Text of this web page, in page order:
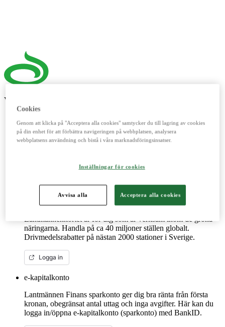
Våra digitala verktyg
Detta digitala verktyg vänder sig till dig som lantbrukare. Här
handlar du spannmål, utför kassatjänster, beställer foder och
Lantmännenkortet är för dig som är verksam inom de gröna
näringarna. Handla på ca 40 miljoner ställen globalt.
Drivmedelsrabatter på nästan 2000 stationer i Sverige.
Logga in
e-kapitalkonto
Lantmännen Finans sparkonto ger dig bra ränta från första
kronan, obegränsat antal uttag och inga avgifter. Här kan du
logga in/öppna e-kapitalkonto (sparkonto) med BankID.
Cookies
Genom att klicka på "Acceptera alla cookies" samtycker du till lagring av cookies
på din enhet för att förbättra navigeringen på webbplatsen, analysera
webbplatsens användning och bistå i våra marknadsföringsinsatser.
Inställningar för cookies
Avvisa alla Acceptera alla cookies